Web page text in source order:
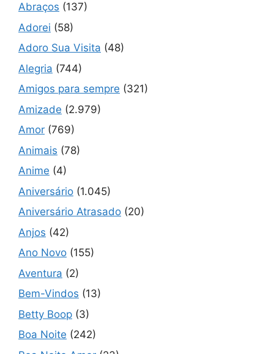
Abraços (137)
Adorei (58)
Adoro Sua Visita (48)
Alegria (744)
Amigos para sempre (321)
Amizade (2.979)
Amor (769)
Animais (78)
Anime (4)
Aniversário (1.045)
Aniversário Atrasado (20)
Anjos (42)
Ano Novo (155)
Aventura (2)
Bem-Vindos (13)
Betty Boop (3)
Boa Noite (242)